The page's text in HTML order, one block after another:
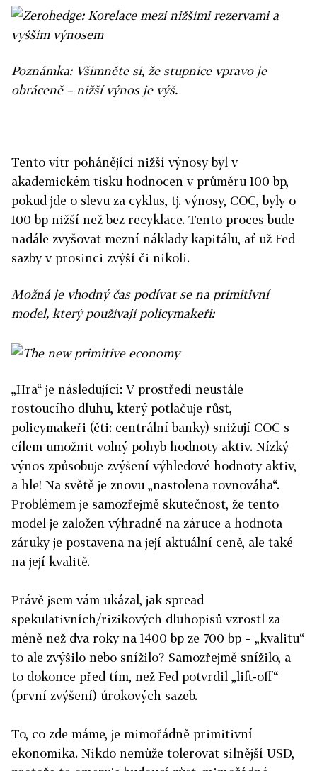
Poznámka: Všimněte si, že stupnice vpravo je
obráceně – nižší výnos je výš.
Tento vítr pohánějící nižší výnosy byl v
akademickém tisku hodnocen v průměru 100 bp,
pokud jde o slevu za cyklus, tj. výnosy, COC, byly o
100 bp nižší než bez recyklace. Tento proces bude
nadále zvyšovat mezní náklady kapitálu, ať už Fed
sazby v prosinci zvýší či nikoli.
Možná je vhodný čas podívat se na primitivní
model, který používají policymakeři:
„Hra“ je následující: V prostředí neustále
rostoucího dluhu, který potlačuje růst,
policymakeři (čti: centrální banky) snižují COC s
cílem umožnit volný pohyb hodnoty aktiv. Nízký
výnos způsobuje zvýšení výhledové hodnoty aktiv,
a hle! Na světě je znovu „nastolena rovnováha“.
Problémem je samozřejmě skutečnost, že tento
model je založen výhradně na záruce a hodnota
záruky je postavena na její aktuální ceně, ale také
na její kvalitě.
Právě jsem vám ukázal, jak spread
spekulativních/rizikových dluhopisů vzrostl za
méně než dva roky na 1400 bp ze 700 bp – „kvalitu“
to ale zvýšilo nebo snížilo? Samozřejmě snížilo, a
to dokonce před tím, než Fed potvrdil „lift-off“
(první zvýšení) úrokových sazeb.
To, co zde máme, je mimořádně primitivní
ekonomika. Nikdo nemůže tolerovat silnější USD,